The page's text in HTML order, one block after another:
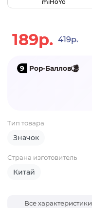
miHoYo
189р. 419р.
9 Pop-Баллов
Тип товара
Значок
Страна изготовитель
Китай
Все характеристики